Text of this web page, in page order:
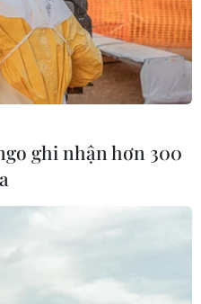
Gia Lai
ghi nhận hơn 300